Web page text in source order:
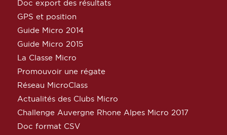
Doc export des résultats
GPS et position
Guide Micro 2014
Guide Micro 2015
La Classe Micro
Promouvoir une régate
Réseau MicroClass
Actualités des Clubs Micro
Challenge Auvergne Rhone Alpes Micro 2017
Doc format CSV